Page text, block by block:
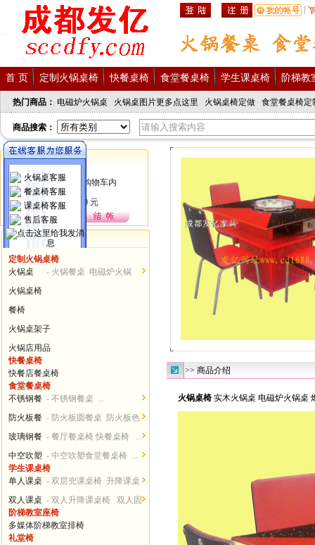
首 页 定制火锅桌椅 快餐桌椅 食堂餐桌椅 学生课桌椅 阶梯教
热门商品： 电磁炉火锅桌 火锅桌图片更多点这里 火锅桌椅定做 食堂餐桌椅定
商品搜索：
购物车
商品分类
定制火锅桌椅
- 火锅餐桌 电磁炉火锅
火锅桌
火锅桌椅
餐椅
火锅桌架子
火锅店用品
快餐桌椅
快餐店餐桌椅
食堂餐桌椅
- 不锈钢餐桌 ...
不锈钢餐
桌椅
- 防火板圆餐桌 防火板色
卡...
防火板餐
桌椅
- 餐厅餐桌椅 快餐桌椅 ...
玻璃钢餐
桌椅
- 中空吹塑食堂餐桌椅 ...
中空吹塑
餐桌椅
学生课桌椅
- 双层兜课桌椅 升降课桌
椅...
单人课桌
椅
- 双人升降课桌椅 双人固
定课桌椅 ...
双人课桌
椅
阶梯教室座椅
多媒体阶梯教室排椅
礼堂椅
>> 商品介绍
火锅桌椅 实木火锅桌 电磁炉火锅桌
火锅桌客服
餐桌椅客服
课桌椅客服
售后客服
发亿服务热线